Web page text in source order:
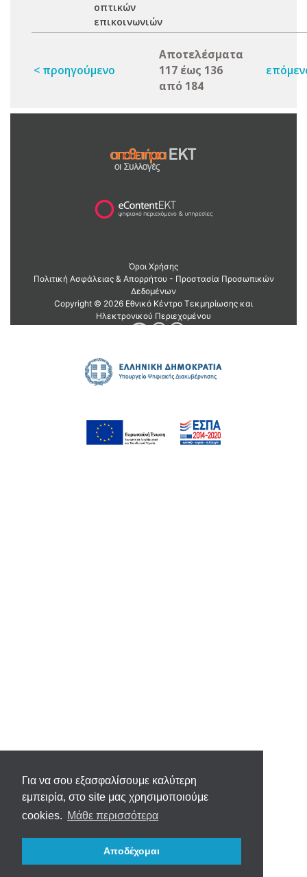
Για να σου εξασφαλίσουμε καλύτερη
εμπειρία, στο site μας χρησιμοποιούμε
cookies. Μάθε περισσότερα
Αποδέχομαι
οπτικών
επικοινωνιών
< προηγούμενο
Αποτελέσματα
117 έως 136
από 184